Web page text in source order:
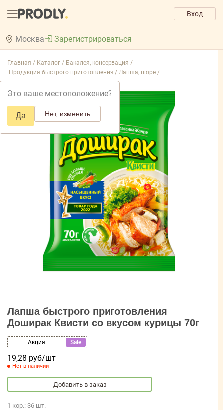
Вход
Москва
Это ваше местоположение?
Да Нет, изменить
Зарегистрироваться
Главная / Каталог / Бакалея, консервация /
Продукция быстрого приготовления / Лапша, пюре /
Лапша быстрого приготовления
Доширак Квисти со вкусом курицы 70г
Акция Sale
19,28 руб/шт
Нет в наличии
Добавить в заказ
1 кор.: 36 шт.